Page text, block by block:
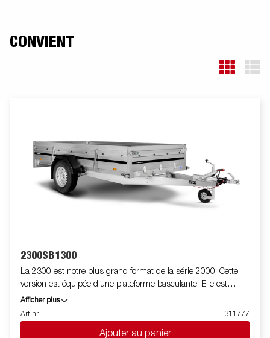
CONVIENT
2300SB1300
La 2300 est notre plus grand format de la série 2000. Cette
version est équipée d’une plateforme basculante. Elle est
également équipé d'un amortisseur pour faciliter la
manipulation de la plateforme et freiner le basculement.. Le
panneau arrière renforcé facilite le chargement des motos, des
tondeuses à gazon ou des déchets de jardin. La remorque est
Afficher plus
Art nr
311777
Ajouter au panier